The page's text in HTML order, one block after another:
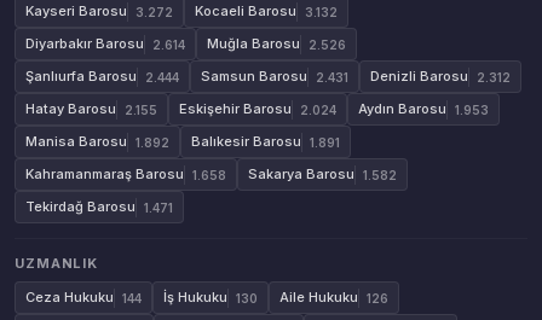
Kayseri Barosu 3.272 Kocaeli Barosu 3.132
Diyarbakır Barosu 2.614 Muğla Barosu 2.526
Şanlıurfa Barosu 2.444 Samsun Barosu 2.431 Denizli Barosu 2.312
Hatay Barosu 2.155 Eskişehir Barosu 2.024 Aydın Barosu 1.953
Manisa Barosu 1.892 Balıkesir Barosu 1.891
Kahramanmaraş Barosu 1.658 Sakarya Barosu 1.582
Tekirdağ Barosu 1.471
UZMANLIK
Ceza Hukuku
144 İş Hukuku 130 Aile Hukuku 126